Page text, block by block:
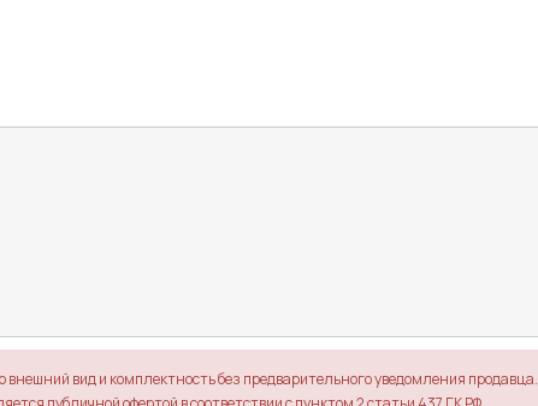
вид и комплектность без предварительного уведомления продавца.